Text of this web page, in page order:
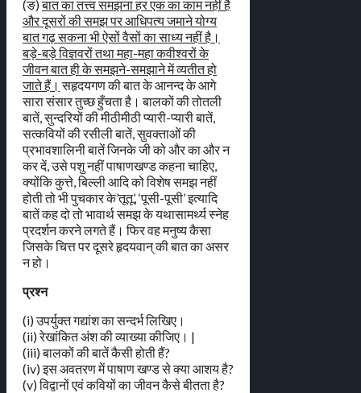
(ङ)बात का तत्त्व समझना हर एक का काम नहीं है
और दूसरों की समझ पर आधिपत्य जमाने योग्य
बात गढ़ सकना भी ऐसों वैसों का साध्य नहीं है।
बड़े-बड़े विज्ञवरों तथा महा-महा कवीश्वरों के
जीवन बात ही के समझने-समझाने में व्यतीत हो
जाते हैं। सहृदयगण की बात के आनन्द के आगे
सारा संसार तुच्छ हुँचता है। बालकों की तोतली
बातें, सुन्दरियों की मीठीमीठी प्यारी-प्यारी बातें,
सत्कवियों की रसीली बातें, सुवक्ताओं की
प्रभावशालिनी बातें जिनके जी को और का और न
कर दें, उसे पशु नहीं पाषाणखण्ड कहना चाहिए,
क्योंकि कुत्ते, बिल्ली आदि को विशेष समझ नहीं
होती तो भी पुचकार के’तूतू’, ‘पूसी-पूसी’ इत्यादि
बातें कह दो तो भावार्थ समझ के यथासामर्थ्य स्नेह
प्रदर्शन करने लगते हैं। फिर वह मनुष्य कैसा
जिसके चित्त पर दूसरे हृदयवान् की बात का असर
न हो।
प्रश्न
(i) उपर्युक्त गद्यांश का सन्दर्भ लिखिए।
(ii) रेखांकित अंश की व्याख्या कीजिए। |
(iii) बालकों की बातें कैसी होती हैं?
(iv) इस अवतरण में पाषाण खण्ड से क्या आशय है?
(v) विद्वानों एवं कवियों का जीवन कैसे बीतता है?